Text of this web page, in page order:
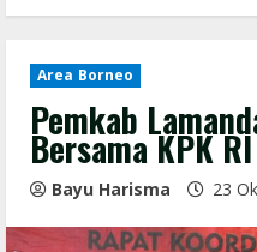
Area Borneo
Pemkab
Bersama KPK RI
Bayu Harisma 23